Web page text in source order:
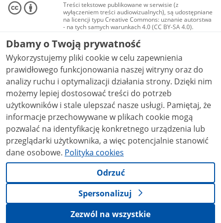
Treści tekstowe publikowane w serwisie (z
wyłączeniem treści audiowizualnych), są udostępniane
na licencji typu Creative Commons: uznanie autorstwa
- na tych samych warunkach 4.0 (CC BY-SA 4.0).
Materiały audiowizualne, w tym zdjęcia, materiały
audio i wideo, są udostępniane na licencji typu
Creative Commons: uznanie autorstwa użycie
niekomercyjne - bez utworów zależnych 4.0 (CC BY-
NC-ND 4.0), o ile nie jest to stwierdzone inaczej.
Dbamy o Twoją prywatność
Wykorzystujemy pliki cookie w celu zapewnienia
prawidłowego funkcjonowania naszej witryny oraz do
analizy ruchu i optymalizacji działania strony. Dzięki nim
możemy lepiej dostosować treści do potrzeb
użytkowników i stale ulepszać nasze usługi. Pamiętaj, że
informacje przechowywane w plikach cookie mogą
pozwalać na identyfikację konkretnego urządzenia lub
przeglądarki użytkownika, a więc potencjalnie stanowić
dane osobowe. Polityka cookies
Odrzuć
Spersonalizuj
Zezwól na wszystkie